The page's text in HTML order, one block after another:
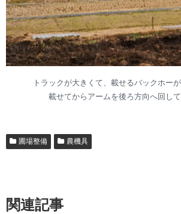
トラックが大きくて、載せるバックホーが
載せてからアームを後ろ方向へ回して
圃場整備 農機具
関連記事